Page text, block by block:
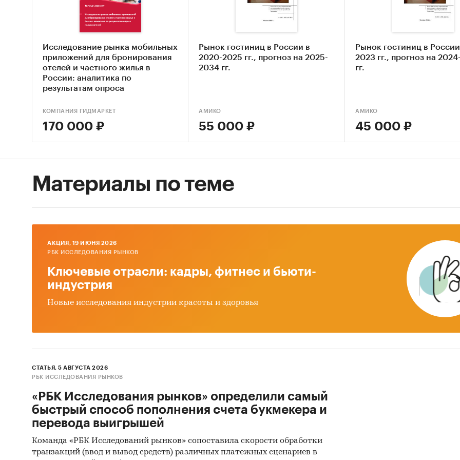
рассчитанный на основе численности населения и
вопросы:
только по тем регионам, по которым в официальной
статистике представлены данные по расходам
по итогам одновременно 2-х лет, 2023 и 2024 гг.)
соответствует характеристика интенсивности спроса
которым в официальной статистике представлены
расходам домохозяйств по итогам одновременно 2-х
2024 гг.). Указаны также диапазоны интенсивности
Как изменился спрос в 2024 году?
Помимо данных за
2023гг, в отчете приведены темпы прироста рынка и
закрашен цветом, соответствующим интенсивности
(приведены данные только по тем регионам, по которым в
домохозяйств по итогам одновременно 2-х лет, 2023 и 2024
Исследование рынка мобильных
приложений для бронирования
отелей и частного жилья в
России: аналитика по
результатам опроса
КОМПАНИЯ ГИДМАРКЕТ
170 000 ₽
Рынок гостиниц в России в
2020-2025 гг., прогноз на 2025-
2034 гг.
АМИКО
55 000 ₽
Рынок гостиниц в
2023 гг., прогноз на
гг.
АМИКО
45 000 ₽
Материалы по теме
AКЦИЯ, 19 ИЮНЯ 2026
РБК ИССЛЕДОВАНИЯ РЫНКОВ
Ключевые отрасли: кадры, фитнес и бьюти-
индустрия
Новые исследования индустрии красоты и здоровья
СТАТЬЯ, 5 АВГУСТА 2026
РБК ИССЛЕДОВАНИЯ РЫНКОВ
«РБК Исследования рынков» определили самый
быстрый способ пополнения счета букмекера и
перевода выигрышей
Команда «РБК Исследований рынков» сопоставила скорости обработки
транзакций (ввод и вывод средств) различных платежных сценариев в